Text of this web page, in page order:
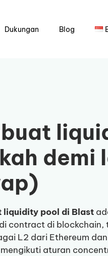
Dukungan Blog
demi
liquidity pool di Blast
contract di blockchain,
L2 dari Ethereum dan
aturan